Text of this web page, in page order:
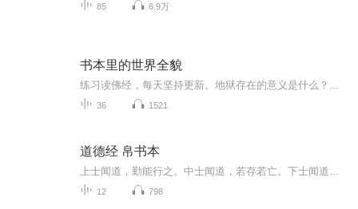
85 6.9万
书本里的世界全貌
36 1521
道德经 帛书本
12 798